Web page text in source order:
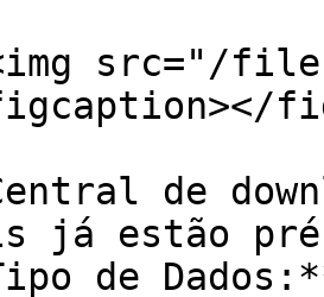
src="/
de
já estão